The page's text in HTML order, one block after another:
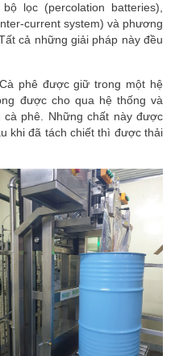
lọc (percolation batteries),
current system) và phương
cả những giải pháp này đều
phê được giữ trong một hệ
được cho qua hệ thống và
phê. Những chất này được
khi đã tách chiết thì được thải